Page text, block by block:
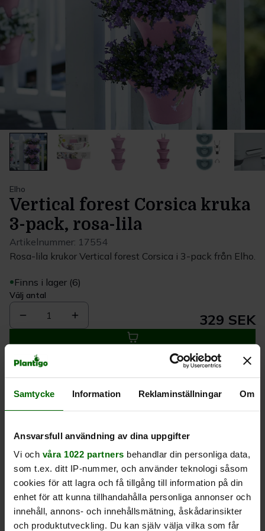
Samtycke Information Reklaminställningar Om
Ansvarsfull användning av dina uppgifter
Vi och våra 1022 partners behandlar din personliga data,
som t.ex. ditt IP-nummer, och använder teknologi såsom
cookies för att lagra och få tillgång till information på din
enhet för att kunna tillhandahålla personliga annonser och
innehåll, annons- och innehållsmätning, åskådarinsikter
och produktutveckling. Du kan själv välja vilka som får
Elho
Vertical forest Corsica kruka
3-pack, rosa-lila
Artikelnummer: 17554
Rosa-lila krukor Vertical forest Corsica i 3-pack från Elho.
Finns i lager (6)
Välj antal
1 329 SEK
Leverans 1-
Eget lager allt i
Beskrivning
Produktrecensioner